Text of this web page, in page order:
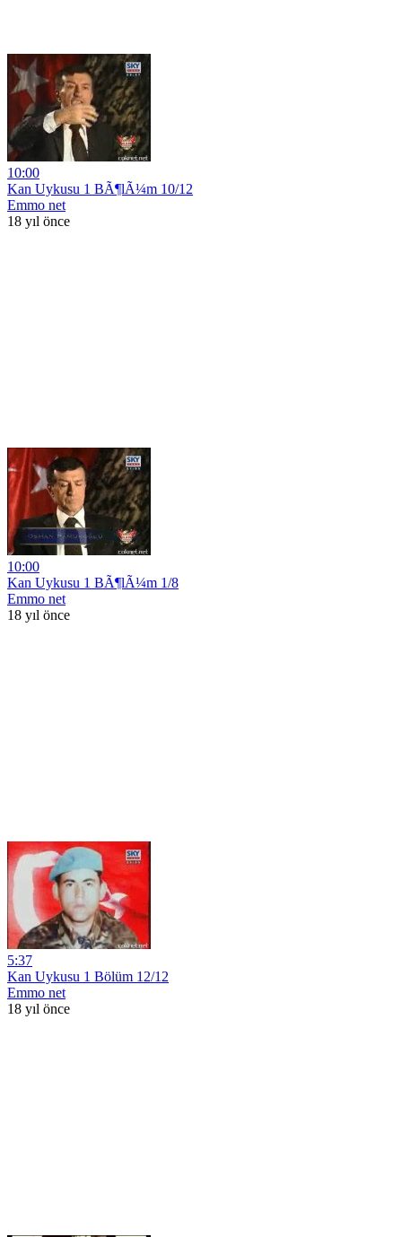
10:00
Kan Uykusu 1 BÃ¶lÃ¼m 10/12
Emmo net
18 yıl önce
10:00
Kan Uykusu 1 BÃ¶lÃ¼m 1/8
Emmo net
18 yıl önce
5:37
Kan Uykusu 1 Bölüm 12/12
Emmo net
18 yıl önce